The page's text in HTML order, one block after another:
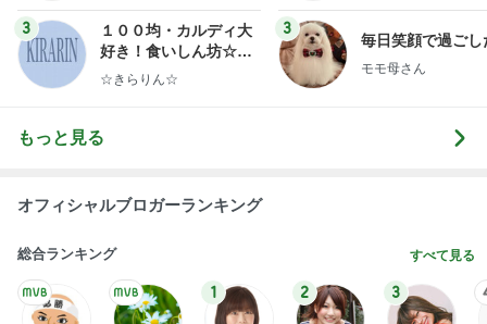
3
１００均・カルディ大
好き！食いしん坊☆き
らりん☆のブログ
☆きらりん☆
3
毎日笑顔で過ごし
モモ母さん
もっと見る
オフィシャルブロガーランキング
総合ランキング すべて見る
1 2 3